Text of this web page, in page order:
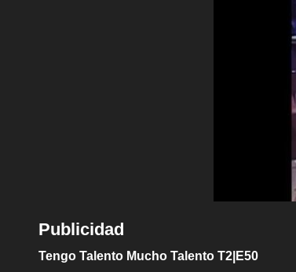
Publicidad
Tengo Talento Mucho Talento T2|E50